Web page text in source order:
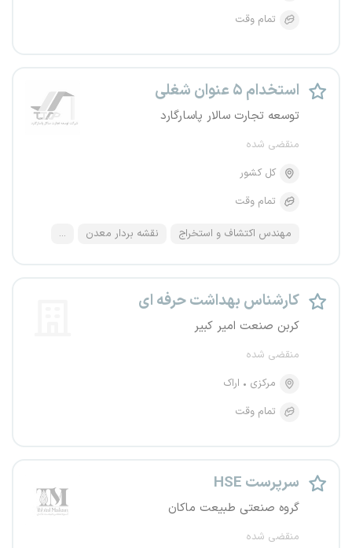
تمام وقت
استخدام ۵ عنوان شغلی
توسعه تجارت سالار پاسارگارد
منقضی شده
کل کشور
تمام وقت
مهندس اکتشاف و استخراج نقشه بردار معدن ...
کارشناس بهداشت حرفه ای
کربن صنعت امیر کبیر
منقضی شده
مرکزی
اراک
تمام وقت
سرپرست HSE
گروه صنعتی طبیعت ماکان
منقضی شده